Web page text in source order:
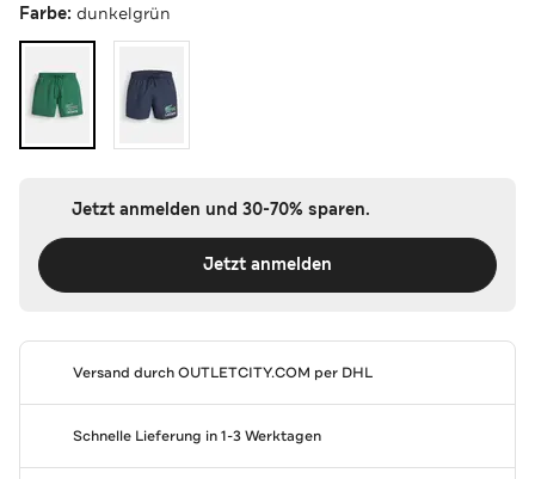
Farbe: dunkelgrün
Jetzt anmelden und 30-70% sparen.
Jetzt anmelden
Versand durchOUTLETCITY.COM per DHL
Schnelle Lieferung in 1-3 Werktagen